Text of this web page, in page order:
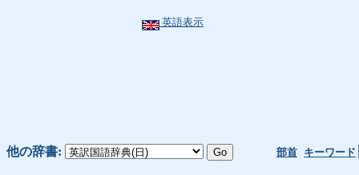
英語表示
他の辞書: 部首 キーワード